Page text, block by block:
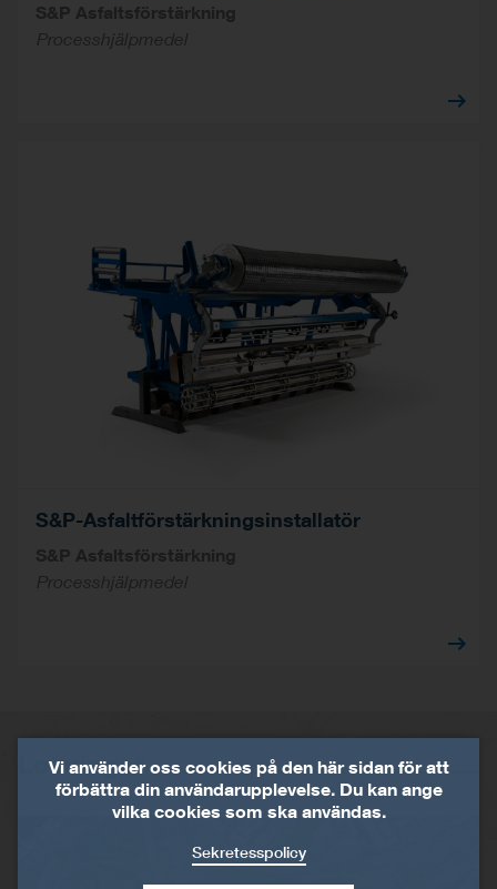
S&P Asfaltsförstärkning
Processhjälpmedel
S&P-Asfaltförstärkningsinstallatör
S&P Asfaltsförstärkning
Processhjälpmedel
Løsninger
Vi använder oss cookies på den här sidan för att
förbättra din användarupplevelse. Du kan ange
vilka cookies som ska användas.
Sekretesspolicy